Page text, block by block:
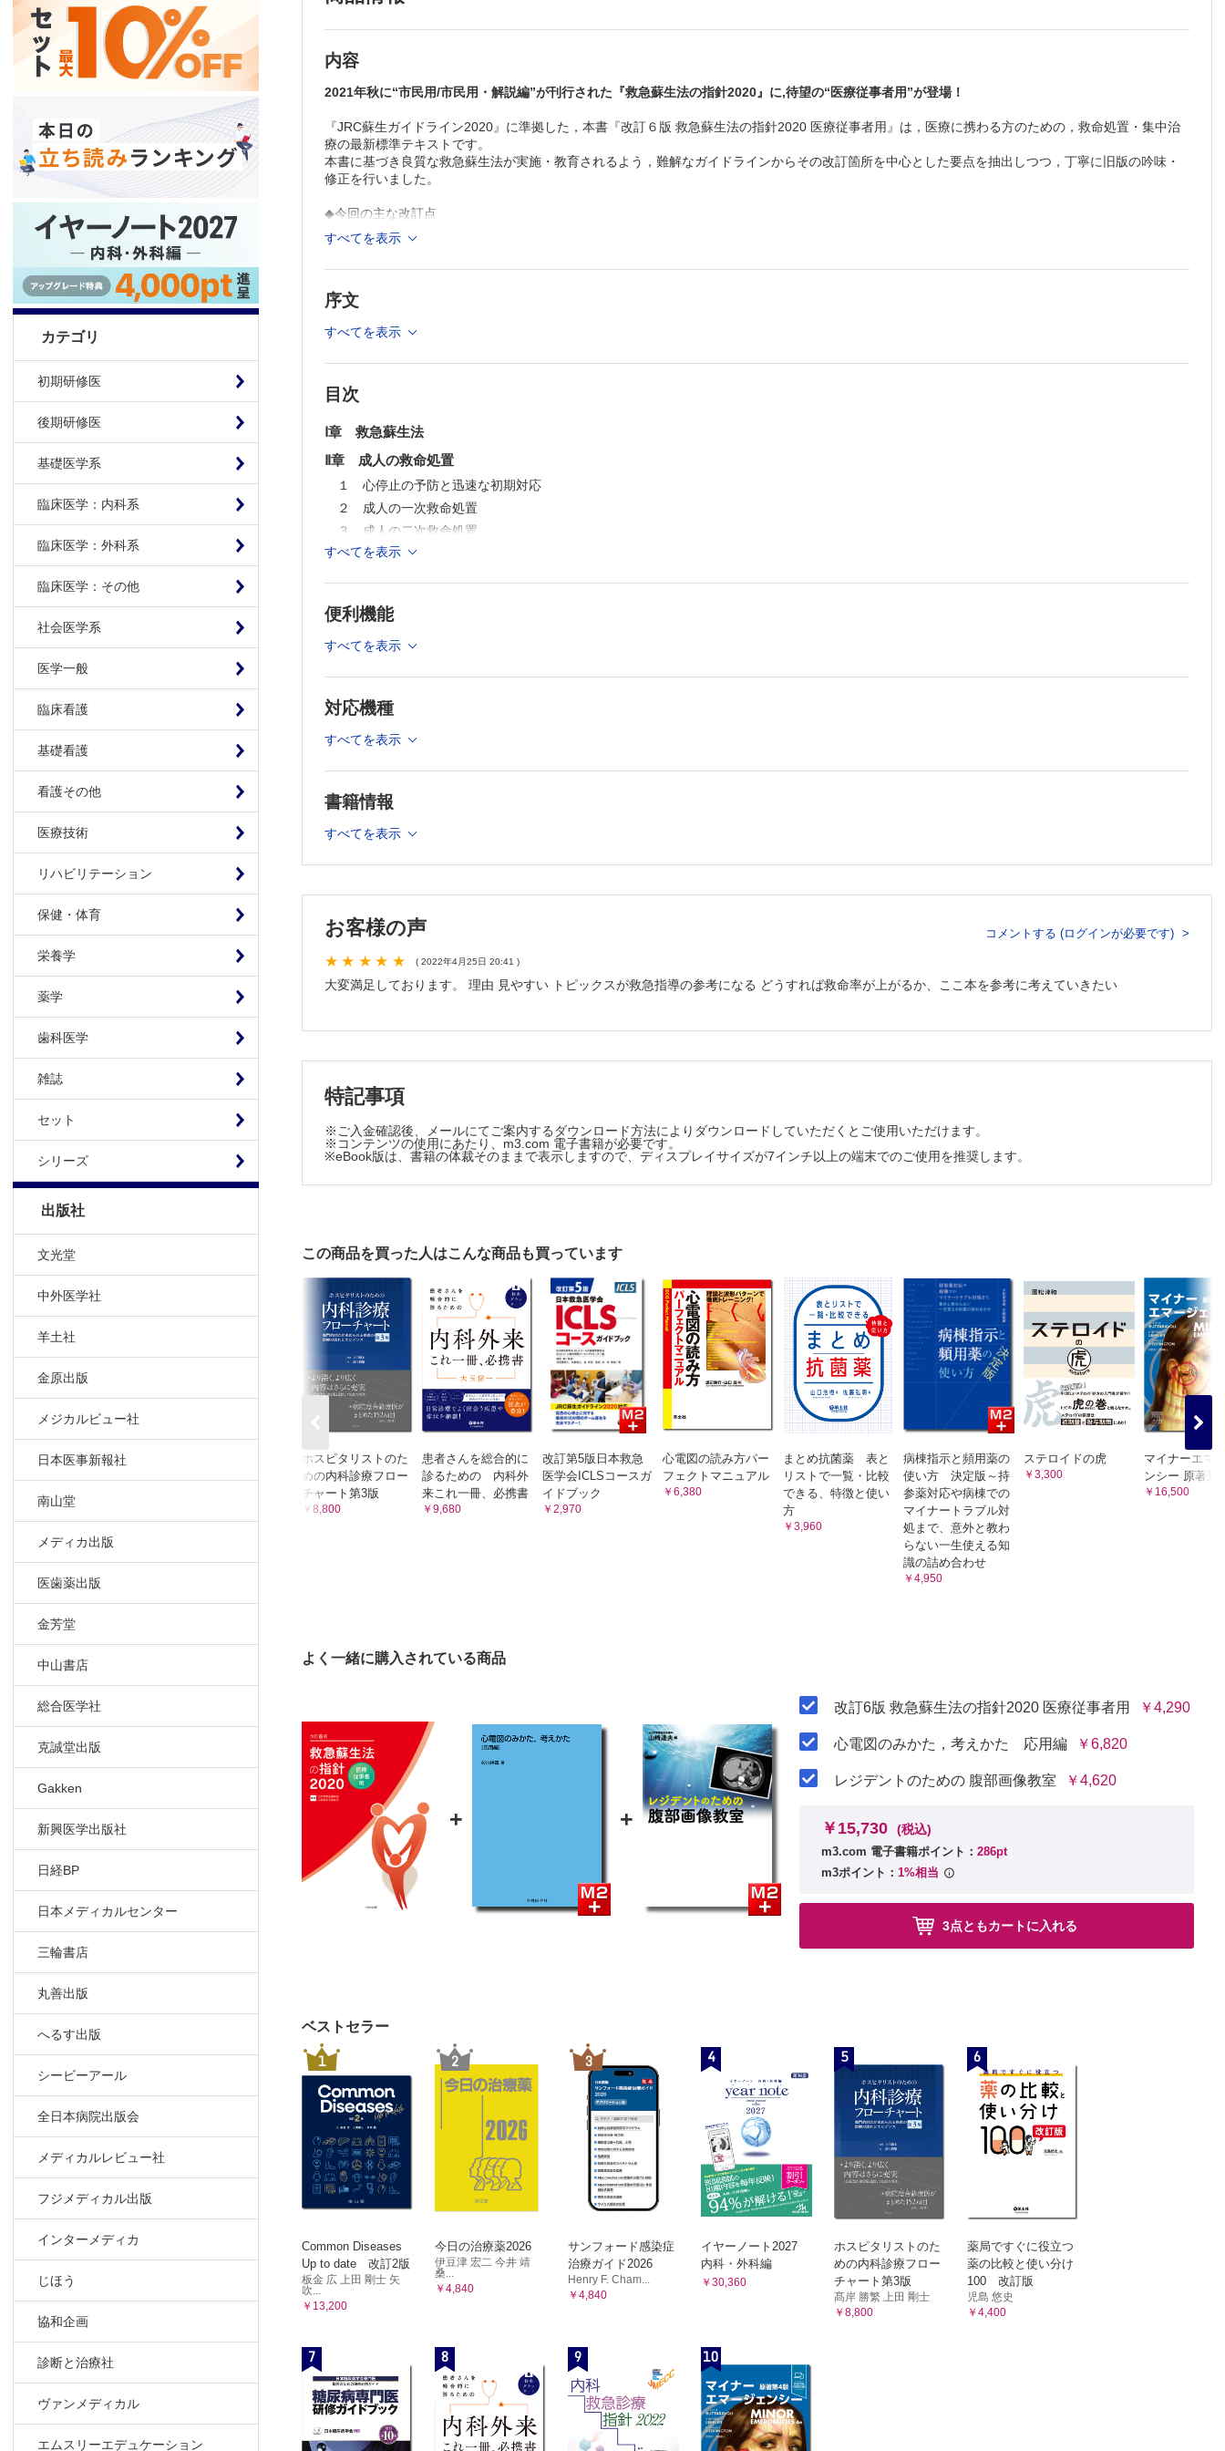
カテゴリ
初期研修医
後期研修医
基礎医学系
臨床医学：内科系
臨床医学：外科系
臨床医学：その他
社会医学系
医学一般
臨床看護
基礎看護
看護その他
医療技術
リハビリテーション
保健・体育
栄養学
薬学
歯科医学
雑誌
セット
シリーズ
出版社
文光堂
中外医学社
羊土社
金原出版
メジカルビュー社
日本医事新報社
南山堂
メディカ出版
医歯薬出版
金芳堂
中山書店
総合医学社
克誠堂出版
Gakken
新興医学出版社
日経BP
日本メディカルセンター
三輪書店
丸善出版
へるす出版
シービーアール
全日本病院出版会
メディカルレビュー社
フジメディカル出版
インターメディカ
じほう
協和企画
診断と治療社
ヴァンメディカル
エムスリーエデュケーション
内容
2021年秋に“市民用/市民用・解説編”が刊行された『救急蘇生法の指針2020』に,待望の“医療従事者用”が登場！
『JRC蘇生ガイドライン2020』に準拠した，本書『改訂６版 救急蘇生法の指針2020 医療従事者用』は，医療に携わる方のための，救命処置・集中治
療の最新標準テキストです。
本書に基づき良質な救急蘇生法が実施・教育されるよう，難解なガイドラインからその改訂箇所を中心とした要点を抽出しつつ，丁寧に旧版の吟味・
修正を行いました。
◆今回の主な改訂点
１．『JRC蘇生ガイドライン2020』での推奨に準じて内容を改訂し，文章表現などについてもより適切なものとなるようブラッシュアップした。
２．ガイドラインで新設された章・補遺に対応するものとして，「Ⅴ章 妊産婦の蘇生」および「Ⅹ章 新型コロナウイルス感染症（COVID-19）への対
計42項目を掲載した。
推奨ブラウザ： Firefox 最新版 / Google Chrome 最新版 / Safari 最新版
すべてを表示
序文
すべてを表示
目次
Ⅰ章 救急蘇生法
Ⅱ章 成人の救命処置
１ 心停止の予防と迅速な初期対応
２ 成人の一次救命処置
３ 成人の二次救命処置
Ⅲ章 小児の救命処置
１ 心停止の予防と迅速な初期対応
２ 小児の一次救命処置
３ 小児の二次救命処置
Ⅳ章 新生児の救急蘇生法
Ⅴ章 妊産婦の蘇生
Ⅵ章 急性冠症候群
Ⅶ章 脳神経蘇生
Ⅸ章 救命処置に関する倫理と法
すべてを表示
便利機能
すべてを表示
対応機種
すべてを表示
書籍情報
すべてを表示
お客様の声 コメントする (ログインが必要です)
( 2022年4月25日 20:41 )
大変満足しております。 理由 見やすい トピックスが救急指導の参考になる どうすれば救命率が上がるか、ここ本を参考に考えていきたい
特記事項
※ご入金確認後、メールにてご案内するダウンロード方法によりダウンロードしていただくとご使用いただけます。
※コンテンツの使用にあたり、m3.com 電子書籍が必要です。
※eBook版は、書籍の体裁そのままで表示しますので、ディスプレイサイズが7インチ以上の端末でのご使用を推奨します。
この商品を買った人はこんな商品も買っています
ホスピタリストのた
めの内科診療フロー
チャート第3版
￥8,800
患者さんを総合的に
診るための 内科外
来これ一冊、必携書
￥9,680
改訂第5版日本救急
医学会ICLSコースガ
イドブック
￥2,970
心電図の読み方パー
フェクトマニュアル
￥6,380
まとめ抗菌薬 表と
リストで一覧・比較
できる、特徴と使い
方
￥3,960
病棟指示と頻用薬の
使い方 決定版～持
参薬対応や病棟での
マイナートラブル対
処まで、意外と教わ
らない一生使える知
識の詰め合わせ
￥4,950
ステロイドの虎
￥3,300
マイナーエマ
ンシー 原著第
￥16,500
よく一緒に購入されている商品
+ +
改訂6版 救急蘇生法の指針2020 医療従事者用 ￥4,290
心電図のみかた，考えかた 応用編 ￥6,820
レジデントのための 腹部画像教室 ￥4,620
￥15,730 (税込)
m3.com 電子書籍ポイント： 286pt
m3ポイント： 1%相当
3点ともカートに入れる
ベストセラー
1
Common Diseases
Up to date 改訂2版
板金 広 上田 剛士 矢
吹...
￥13,200
2
今日の治療薬2026
伊豆津 宏二 今井 靖
桑...
￥4,840
3
サンフォード感染症
治療ガイド2026
Henry F. Cham...
￥4,840
4
イヤーノート2027
内科・外科編
￥30,360
5
ホスピタリストのた
めの内科診療フロー
チャート第3版
髙岸 勝繁 上田 剛士
￥8,800
6
薬局ですぐに役立つ
薬の比較と使い分け
100 改訂版
児島 悠史
￥4,400
7 8 9 10